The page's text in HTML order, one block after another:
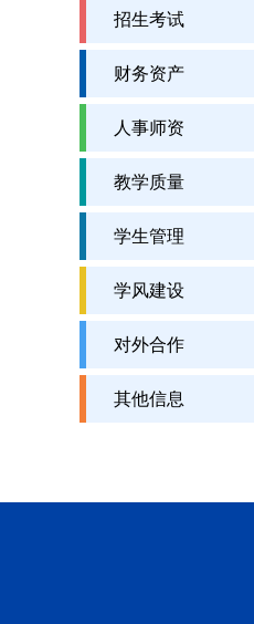
招生考试
财务资产
人事师资
教学质量
学生管理
学风建设
对外合作
其他信息